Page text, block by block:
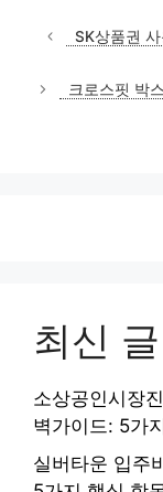
SK상품권
크로스핏 박
최신 글
소상공인시장
벽가이드: 5가
실버타운 입주